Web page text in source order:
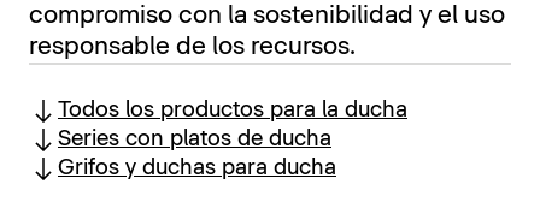
compromiso con la sostenibilidad y el uso
responsable de los recursos.
Todos los productos para la ducha
Series con platos de ducha
Grifos y duchas para ducha